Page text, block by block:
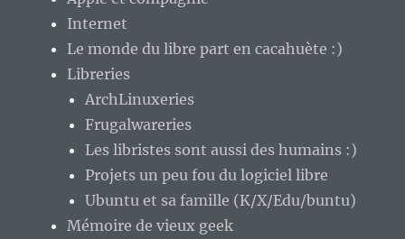
Internet
Le monde du libre part en cacahuète :)
Libreries
ArchLinuxeries
Frugalwareries
Les libristes sont aussi des humains :)
Projets un peu fou du logiciel libre
Ubuntu et sa famille (K/X/Edu/buntu)
Mémoire de vieux geek